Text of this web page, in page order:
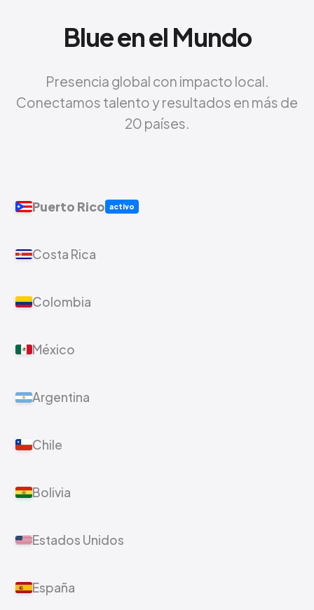
Blue en el Mundo
Presencia global con impacto local.
Conectamos talento y resultados en más de
20 países.
Puerto Rico activo
Costa Rica
Colombia
México
Argentina
Chile
Bolivia
Estados Unidos
España